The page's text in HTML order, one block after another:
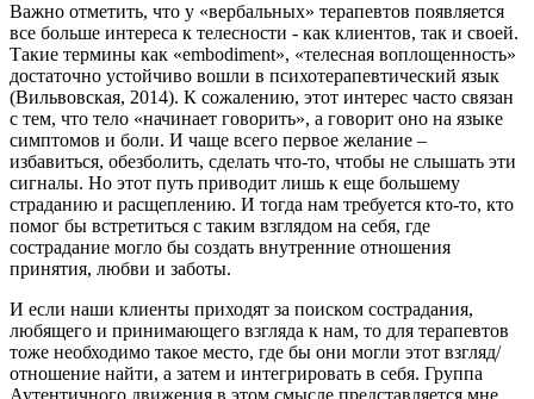
Важно отметить, что у «вербальных» терапевтов появляется
все больше интереса к телесности - как клиентов, так и своей.
Такие термины как «embodiment», «телесная воплощенность»
достаточно устойчиво вошли в психотерапевтический язык
(Вильвовская, 2014). К сожалению, этот интерес часто связан
с тем, что тело «начинает говорить», а говорит оно на языке
симптомов и боли. И чаще всего первое желание –
избавиться, обезболить, сделать что-то, чтобы не слышать эти
сигналы. Но этот путь приводит лишь к еще большему
страданию и расщеплению. И тогда нам требуется кто-то, кто
помог бы встретиться с таким взглядом на себя, где
сострадание могло бы создать внутренние отношения
принятия, любви и заботы.
И если наши клиенты приходят за поиском сострадания,
любящего и принимающего взгляда к нам, то для терапевтов
тоже необходимо такое место, где бы они могли этот взгляд/
отношение найти, а затем и интегрировать в себя. Группа